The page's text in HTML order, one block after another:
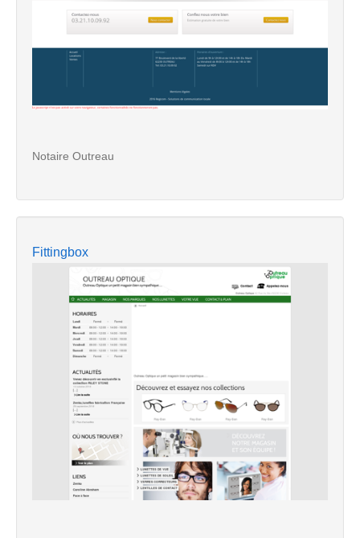
Notaire Outreau
Fittingbox